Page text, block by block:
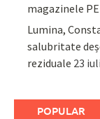
magazinele
Lumina,
salubritate
reziduale 23
POPULAR